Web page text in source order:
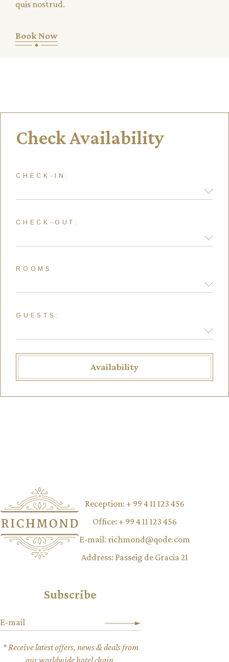
quis nostrud.
Book Now
Check Availability
CHECK-IN:
CHECK-OUT:
ROOMS
GUESTS:
Availability
Reception: + 99 4 11 123 456
Office: + 99 4 11 123 456
E-mail: richmond@qode.com
Address: Passeig de Gracia 21
Subscribe
* Receive latest offers, news & deals from
our worldwide hotel chain.